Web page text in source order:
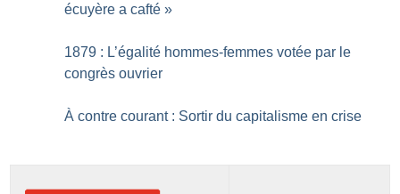
écuyère a cafté »
1879 : L’égalité hommes-femmes votée par le
congrès ouvrier
À contre courant : Sortir du capitalisme en crise